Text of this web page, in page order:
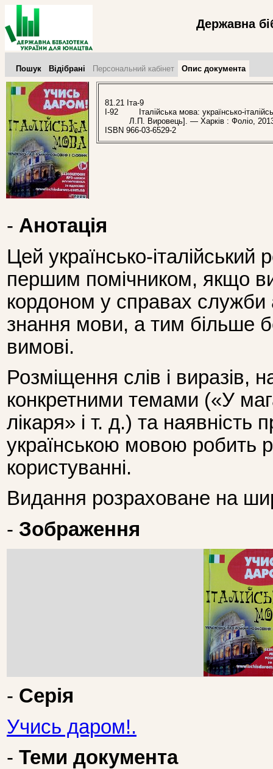
Державна
Пошук Відібрані Персональний кабінет Опис документа
81.21 Іта-9
І-92
Італійська мова: українсько-
Л.П. Вировець]. — Харків : Фоліо,
ISBN 966-03-6529-2
- Анотація
Цей українсько-
першим помічником, якщо
кордоном у справах служби
знання мови, а тим більше
вимові.
Розміщення слів і виразів,
конкретними темами («У
лікаря» і т. д.) та наявність
українською мовою робить
користуванні.
Видання розраховане на
- Зображення
- Серія
Учись даром!.
- Теми документа